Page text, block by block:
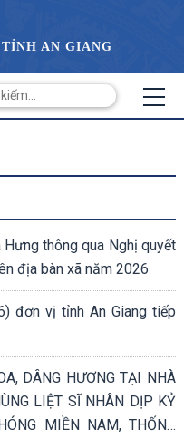
AN GIANG
thông qua Nghị quyết
địa bàn xã năm 2026
đơn vị tỉnh An Giang tiếp
DÂNG HƯƠNG TẠI NHÀ
LIỆT SĨ NHÂN DỊP KỶ
MIỀN NAM, THỐNG